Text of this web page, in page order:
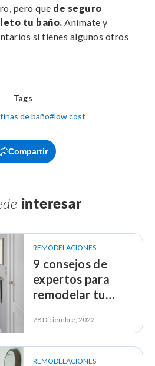
pero que de seguro
tu baño. Anímate y
si tienes algunos otros
Tags
de baño#low cost
Compartir
interesar
REMODELACIONES
9 consejos de
expertos para
remodelar tu
28 Diciembre, 2022
REMODELACIONES